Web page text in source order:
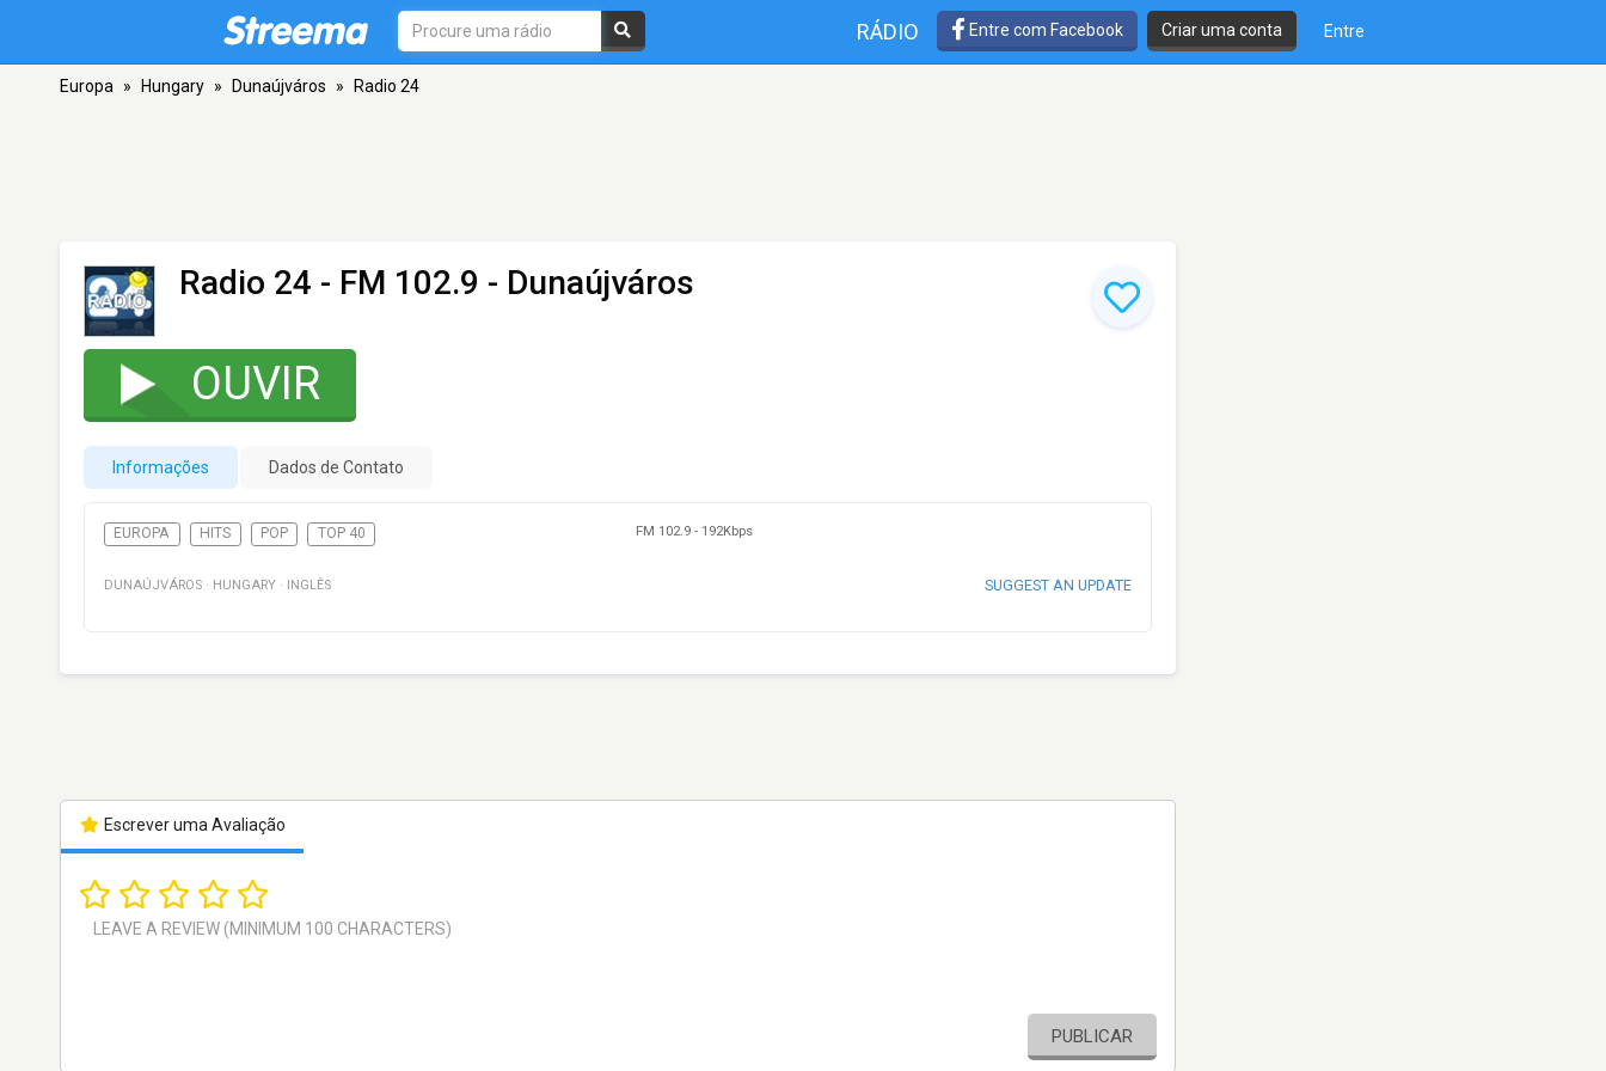
RÁDIO Entre com Facebook Criar uma conta Entre
Europa » Hungary » Dunaújváros » Radio 24
Radio 24 - FM 102.9 - Dunaújváros
OUVIR
Informações Dados de Contato
EUROPA HITS POP TOP 40 FM 102.9 - 192Kbps
DUNAÚJVÁROS · HUNGARY · INGLÊS SUGGEST AN UPDATE
Escrever uma Avaliação
PUBLICAR